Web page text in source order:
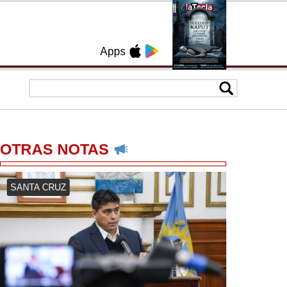
Apps
OTRAS NOTAS
SANTA CRUZ